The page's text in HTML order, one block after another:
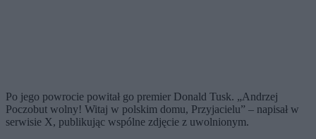
Po jego powrocie powitał go premier Donald Tusk. „Andrzej
Poczobut wolny! Witaj w polskim domu, Przyjacielu” – napisał w
serwisie X, publikując wspólne zdjęcie z uwolnionym.